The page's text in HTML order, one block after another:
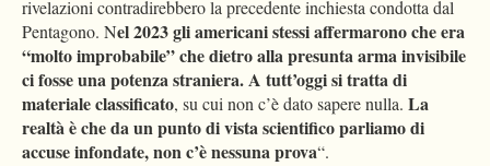
rivelazioni contradirebbero la precedente inchiesta condotta dal
Pentagono. Nel 2023 gli americani stessi affermarono che era
“molto improbabile” che dietro alla presunta arma invisibile
ci fosse una potenza straniera. A tutt’oggi si tratta di
materiale classificato, su cui non c’è dato sapere nulla. La
realtà è che da un punto di vista scientifico parliamo di
accuse infondate, non c’è nessuna prova“.